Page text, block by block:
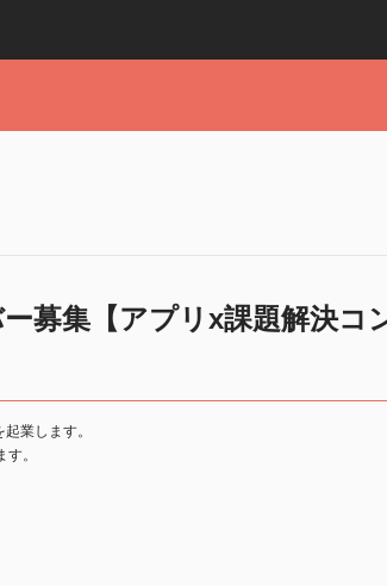
募集【アプリx課題解決コ
業します。
。